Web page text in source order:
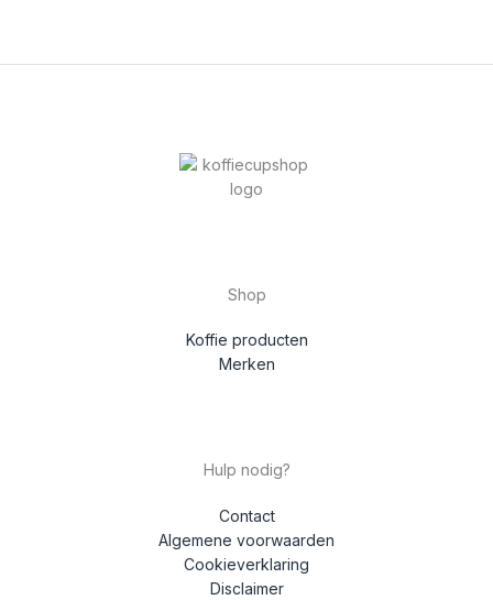
Shop
Koffie producten
Merken
Hulp nodig?
Contact
Algemene voorwaarden
Cookieverklaring
Disclaimer